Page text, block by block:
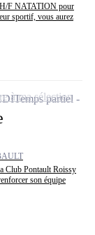
H/F NATATION pour
sportif, vous aurez
Club Pontault Roissy
son équipe
Temps partiel
à ma sélection